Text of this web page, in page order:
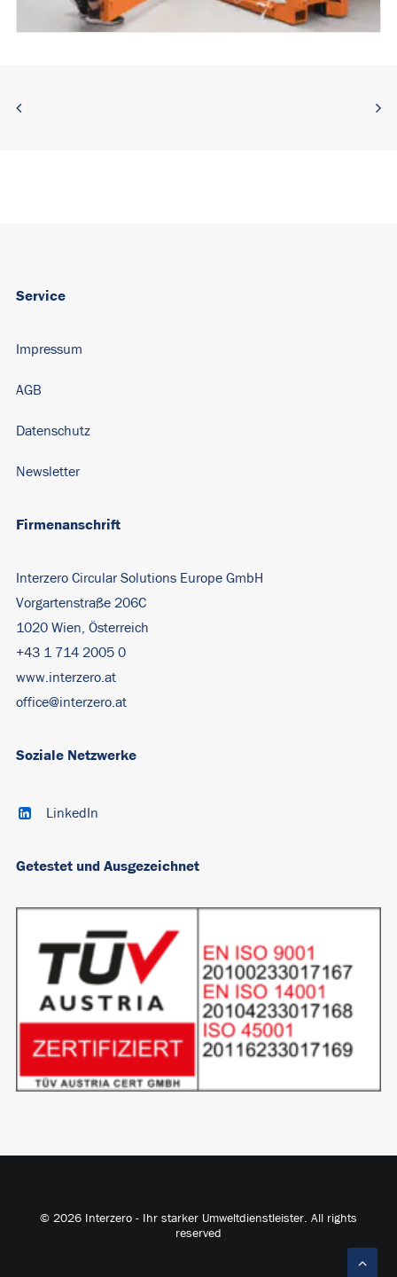
Firmenanschrift
Interzero Circular Solutions Europe GmbH
Vorgartenstraße 206C
1020 Wien, Österreich
+43 1 714 2005 0
www.interzero.at
office@interzero.at
Service
Impressum
AGB
Datenschutz
Newsletter
Soziale Netzwerke
LinkedIn
Getestet und Ausgezeichnet
© 2026 Interzero - Ihr starker Umweltdienstleister. All rights
reserved